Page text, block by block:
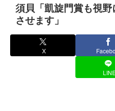
須貝「凱旋門賞も視
させます」
X